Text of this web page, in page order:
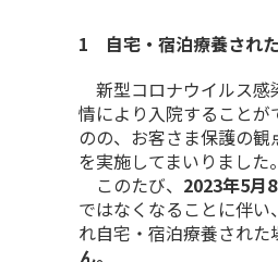
1 自宅・宿泊療養され
新型コロナウイルス感
情により入院すること
のの、お客さま保護の観
を実施してまいりました。
このたび、 2023年5月8
ではなくなることに伴
れ自宅・宿泊療養された
ん。